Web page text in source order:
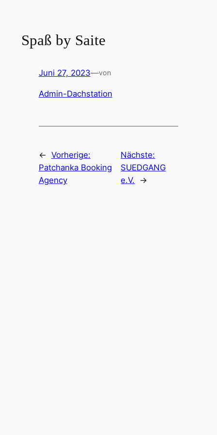
springenSpaß by Saite
Juni 27, 2023—von
Admin-Dachstation
← Vorherige:
Patchanka Booking
Agency
Nächste:
SUEDGANG
e.V.
→